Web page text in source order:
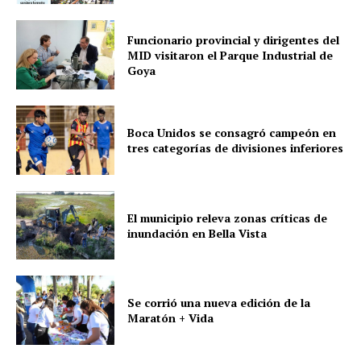
Funcionario provincial y dirigentes del
MID visitaron el Parque Industrial de
Goya
Boca Unidos se consagró campeón en
tres categorías de divisiones inferiores
El municipio releva zonas críticas de
inundación en Bella Vista
Se corrió una nueva edición de la
Maratón + Vida